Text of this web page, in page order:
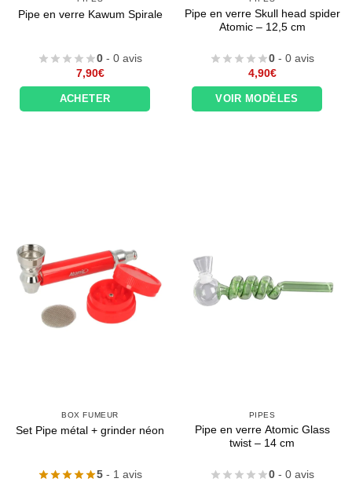
Pipe en verre Kawum Spirale
0 - 0 avis
7,90€
ACHETER
Pipe en verre Skull head spider
Atomic – 12,5 cm
0 - 0 avis
4,90€
VOIR MODÈLES
BOX FUMEUR
Set Pipe métal + grinder néon
5 - 1 avis
PIPES
Pipe en verre Atomic Glass
twist – 14 cm
0 - 0 avis